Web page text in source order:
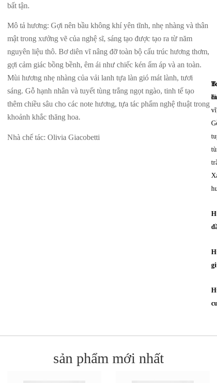
bất tận.
Mô tả hương: Gợi nên bầu không khí yên tĩnh, nhẹ nhàng và thân
mật trong xưởng vẽ của nghệ sĩ, sáng tạo được tạo ra từ năm
nguyên liệu thô. Bơ diên vĩ nâng đỡ toàn bộ cấu trúc hương thơm,
gợi cảm giác bồng bềnh, êm ái như chiếc kén ấm áp và an toàn.
Mùi hương nhẹ nhàng của vải lanh tựa làn gió mát lành, tươi
sáng. Gỗ hạnh nhân và tuyết tùng trắng ngọt ngào, tinh tế tạo
thêm chiều sâu cho các note hương, tựa tác phẩm nghệ thuật trong
khoảnh khắc thăng hoa.
Nhà chế tác: Olivia Giacobetti
sản phẩm mới nhất